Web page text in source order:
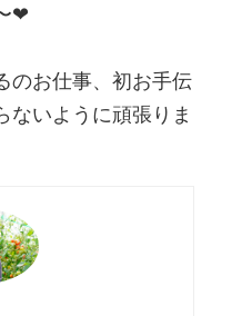
❤
のお仕事、初お手伝
ないように頑張りま